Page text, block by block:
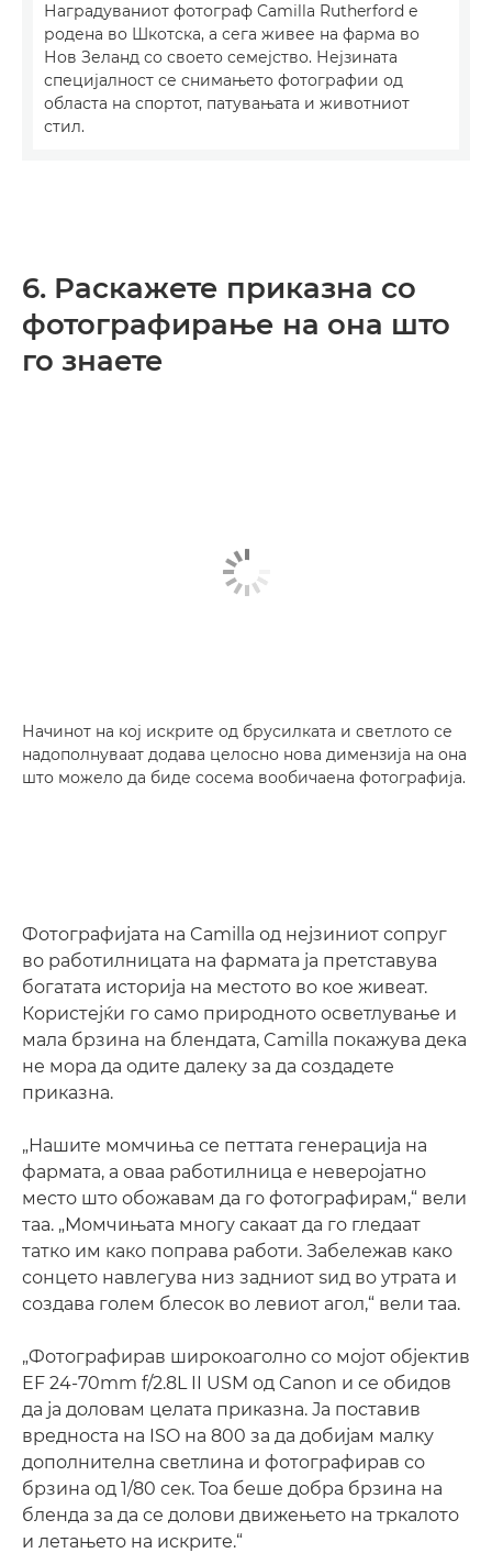
Наградуваниот фотограф Camilla Rutherford е
родена во Шкотска, а сега живее на фарма во
Нов Зеланд со своето семејство. Нејзината
специјалност се снимањето фотографии од
областа на спортот, патувањата и животниот
стил.
6. Раскажете приказна со
фотографирање на она што
го знаете
Начинот на кој искрите од брусилката и светлото се
надополнуваат додава целосно нова димензија на она
што можело да биде сосема вообичаена фотографија.
Фотографијата на Camilla од нејзиниот сопруг
во работилницата на фармата ја претставува
богатата историја на местото во кое живеат.
Користејќи го само природното осветлување и
мала брзина на блендата, Camilla покажува дека
не мора да одите далеку за да создадете
приказна.
„Нашите момчиња се петтата генерација на
фармата, а оваа работилница е неверојатно
место што обожавам да го фотографирам,“ вели
таа. „Момчињата многу сакаат да го гледаат
татко им како поправа работи. Забележав како
сонцето навлегува низ задниот ѕид во утрата и
создава голем блесок во левиот агол,“ вели таа.
„Фотографирав широкоаголно со мојот објектив
EF 24-70mm f/2.8L II USM од Canon и се обидов
да ја доловам целата приказна. Ја поставив
вредноста на ISO на 800 за да добијам малку
дополнителна светлина и фотографирав со
брзина од 1/80 сек. Тоа беше добра брзина на
бленда за да се долови движењето на тркалото
и летањето на искрите.“